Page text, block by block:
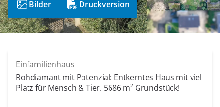
Bilder Druckversion
Einfamilienhaus
Rohdiamant mit Potenzial: Entkerntes Haus mit viel
Platz für Mensch & Tier. 5686 m² Grundstück!